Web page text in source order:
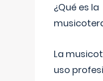
¿Qué es la
La
uso